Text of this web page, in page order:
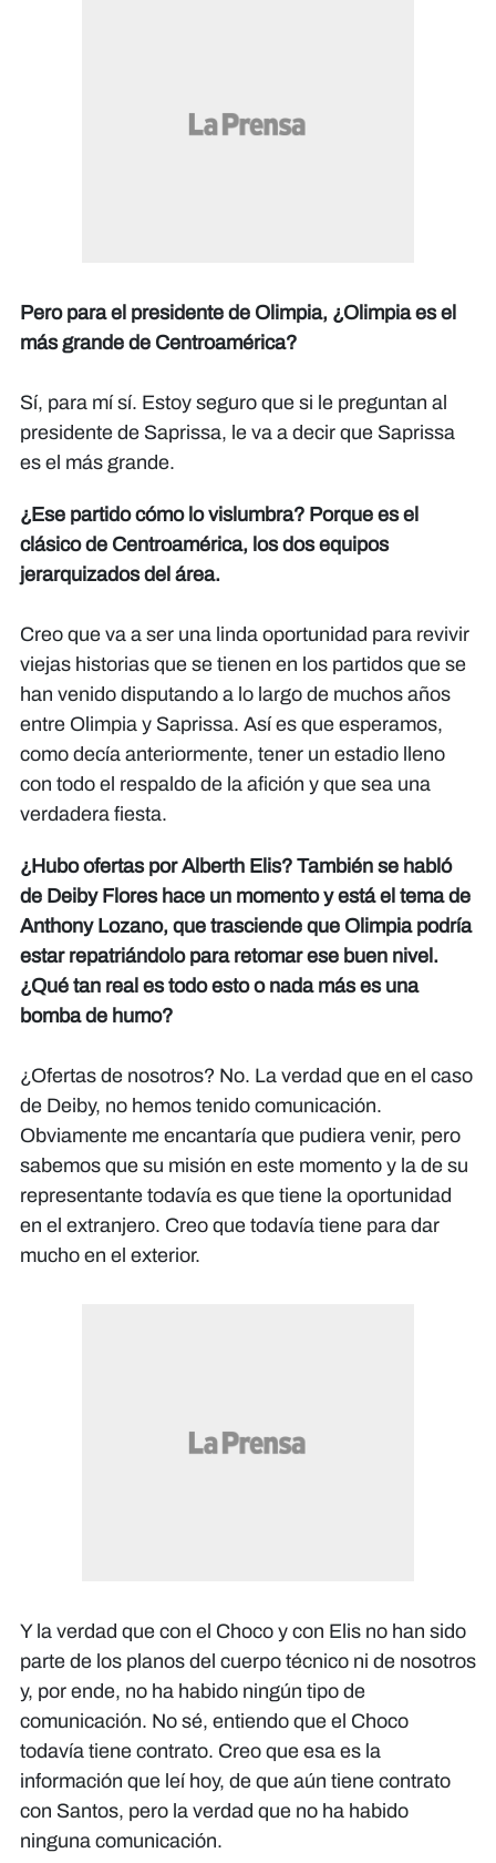
Pero para el presidente de Olimpia, ¿Olimpia es el
más grande de Centroamérica?
Sí, para mí sí. Estoy seguro que si le preguntan al
presidente de Saprissa, le va a decir que Saprissa
es el más grande.
¿Ese partido cómo lo vislumbra? Porque es el
clásico de Centroamérica, los dos equipos
jerarquizados del área.
Creo que va a ser una linda oportunidad para revivir
viejas historias que se tienen en los partidos que se
han venido disputando a lo largo de muchos años
entre Olimpia y Saprissa. Así es que esperamos,
como decía anteriormente, tener un estadio lleno
con todo el respaldo de la afición y que sea una
verdadera fiesta.
¿Hubo ofertas por Alberth Elis? También se habló
de Deiby Flores hace un momento y está el tema de
Anthony Lozano, que trasciende que Olimpia podría
estar repatriándolo para retomar ese buen nivel.
¿Qué tan real es todo esto o nada más es una
bomba de humo?
¿Ofertas de nosotros? No. La verdad que en el caso
de Deiby, no hemos tenido comunicación.
Obviamente me encantaría que pudiera venir, pero
sabemos que su misión en este momento y la de su
representante todavía es que tiene la oportunidad
en el extranjero. Creo que todavía tiene para dar
mucho en el exterior.
Y la verdad que con el Choco y con Elis no han sido
parte de los planos del cuerpo técnico ni de nosotros
y, por ende, no ha habido ningún tipo de
comunicación. No sé, entiendo que el Choco
todavía tiene contrato. Creo que esa es la
información que leí hoy, de que aún tiene contrato
con Santos, pero la verdad que no ha habido
ninguna comunicación.